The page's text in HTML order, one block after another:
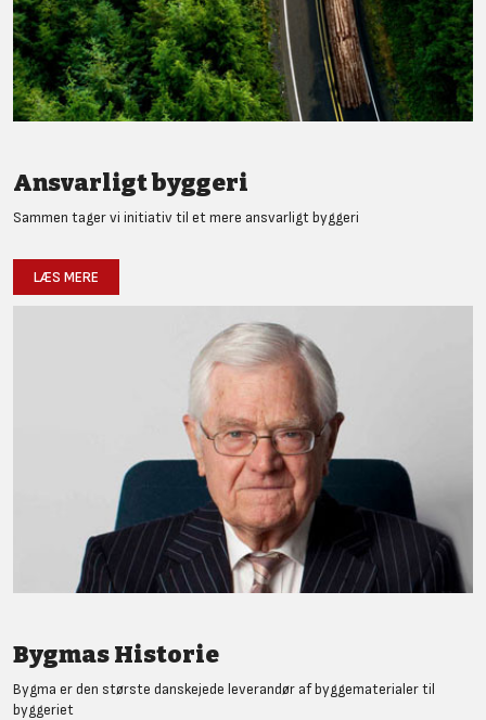
Ansvarligt byggeri
Sammen tager vi initiativ til et mere ansvarligt byggeri
LÆS MERE
Bygmas Historie
Bygma er den største danskejede leverandør af byggematerialer til
byggeriet